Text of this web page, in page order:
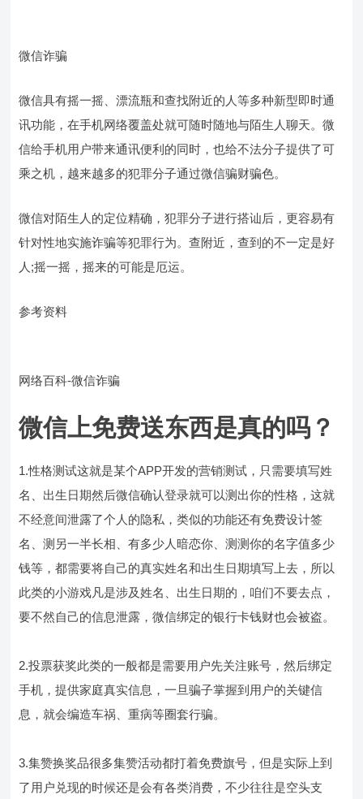
微信诈骗
微信具有摇一摇、漂流瓶和查找附近的人等多种新型即时通
讯功能，在手机网络覆盖处就可随时随地与陌生人聊天。微
信给手机用户带来通讯便利的同时，也给不法分子提供了可
乘之机，越来越多的犯罪分子通过微信骗财骗色。
微信对陌生人的定位精确，犯罪分子进行搭讪后，更容易有
针对性地实施诈骗等犯罪行为。查附近，查到的不一定是好
人;摇一摇，摇来的可能是厄运。
参考资料
网络百科-微信诈骗
微信上免费送东西是真的吗？
1.性格测试这就是某个APP开发的营销测试，只需要填写姓
名、出生日期然后微信确认登录就可以测出你的性格，这就
不经意间泄露了个人的隐私，类似的功能还有免费设计签
名、测另一半长相、有多少人暗恋你、测测你的名字值多少
钱等，都需要将自己的真实姓名和出生日期填写上去，所以
此类的小游戏凡是涉及姓名、出生日期的，咱们不要去点，
要不然自己的信息泄露，微信绑定的银行卡钱财也会被盗。
2.投票获奖此类的一般都是需要用户先关注账号，然后绑定
手机，提供家庭真实信息，一旦骗子掌握到用户的关键信
息，就会编造车祸、重病等圈套行骗。
3.集赞换奖品很多集赞活动都打着免费旗号，但是实际上到
了用户兑现的时候还是会有各类消费，不少往往是空头支